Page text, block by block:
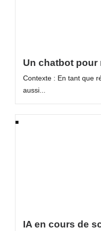
Un chatbot pour
Contexte : En tant que
aussi...
IA en cours de